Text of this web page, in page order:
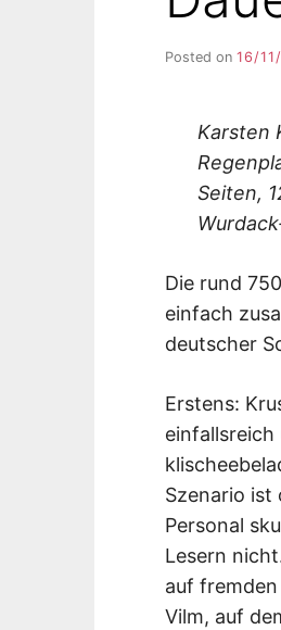
Posted on 16/
Karsten
Seiten,
Die rund
einfach
deutscher
Erstens:
Szenario ist
Personal
Lesern
auf
Vilm, auf